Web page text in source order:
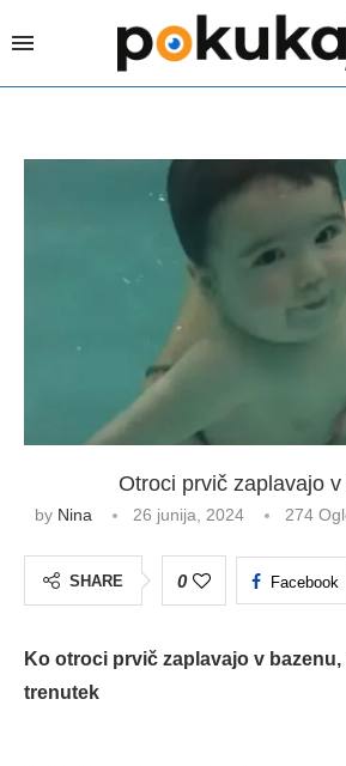
Otroci prvič zaplavajo
by Nina 26 junija, 2024 274
SHARE 0 Facebook
Ko otroci prvič zaplavajo v
trenutek